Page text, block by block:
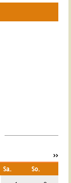
>>
Sa. So.